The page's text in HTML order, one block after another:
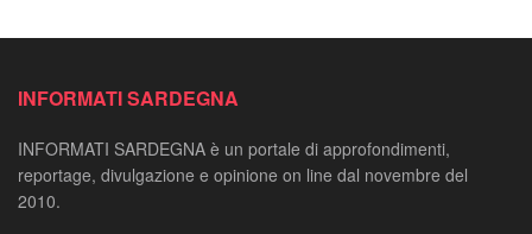
INFORMATI SARDEGNA
INFORMATI SARDEGNA è un portale di approfondimenti,
reportage, divulgazione e opinione on line dal novembre del
2010.